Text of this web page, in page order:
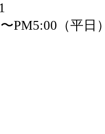
PM5:00（平日